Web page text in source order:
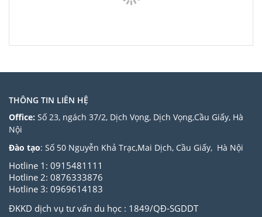
THÔNG TIN LIÊN HỆ
Office: Số 23, ngách 37/2, Dịch Vọng, Dịch Vọng,Cầu Giấy, Hà
Nội
Đào tạo: Số 50 Nguyễn Khả Trạc,Mai Dịch, Cầu Giấy, Hà Nội
Hotline 1: 0915481111
Hotline 2: 0876333876
Hotline 3: 0969614183
ĐKKD dịch vụ tư vấn du học : 1849/QĐ-SGDDT